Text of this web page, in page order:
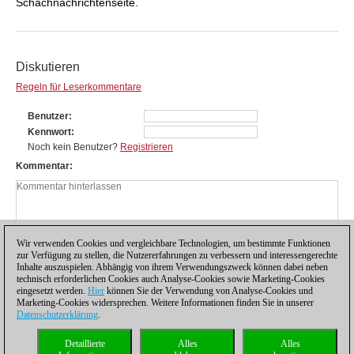
Diskutieren
Regeln für Leserkommentare
Benutzer
Kennwort
Noch kein Benutzer? Registrieren
Kommentar
Datenschutzhinweis| Kontakt| |Lizenzen
Wir verwenden Cookies und vergleichbare Technologien, um bestimmte Funktionen
zur Verfügung zu stellen, die Nutzererfahrungen zu verbessern und interessengerechte
Inhalte auszuspielen. Abhängig von ihrem Verwendungszweck können dabei neben
technisch erforderlichen Cookies auch Analyse-Cookies sowie Marketing-Cookies
eingesetzt werden. Hier können Sie der Verwendung von Analyse-Cookies und
Marketing-Cookies widersprechen. Weitere Informationen finden Sie in unserer
Datenschutzerklärung.
Alles
Alles
Detaillierte